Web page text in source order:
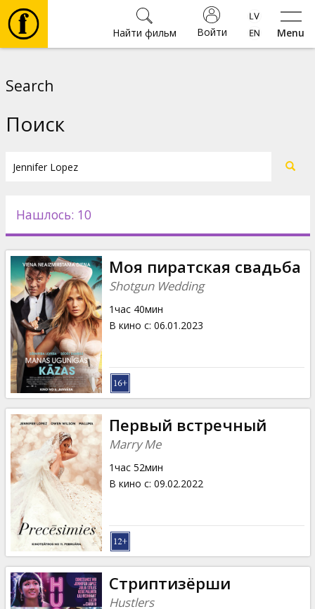
Menu
Войти
Найти фильм
Новости
Подарки
Кинозакуски
B2B
Клуб
Search
Поиск
Нашлось: 10
Моя пиратская свадьба
Shotgun Wedding
1час 40мин
В кино с: 06.01.2023
Первый встречный
Marry Me
1час 52мин
В кино с: 09.02.2022
Стриптизёрши
Hustlers